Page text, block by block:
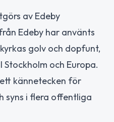
av Edeby
Edeby har använts
golv och dopfunt,
och Europa.
kännetecken för
syns i flera offentliga